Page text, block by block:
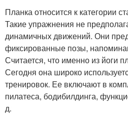
Планка относится к категории
Такие упражнения не
динамичных движений. Они
фиксированные позы,
Считается, что именно из йоги
Сегодня она широко
тренировок. Ее включают в
пилатеса, бодибилдинга,
д.